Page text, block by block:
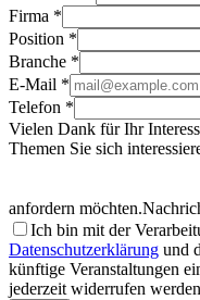
Firma *
Position *
Branche *
E-Mail *
Telefon *
Vielen Dank für Ihr
Themen Sie sich
anfordern möchten.
Ich bin mit der
Datenschutzerklärung und
künftige Veranstaltungen
jederzeit widerrufen